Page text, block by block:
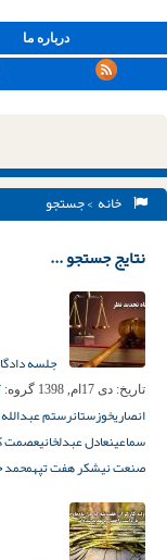
درباره ما
خانه > جستجو
نتایج جستجو ...
جلسه دادگاه تجدید نظر ۱۳ تن
تاریخ: دی 17ام, 1398 گروه:
انصاریخوزستانرستم
سماعینعادل عبدلخانیعصمت
صنعت نیشکر هفت تپهمحمد